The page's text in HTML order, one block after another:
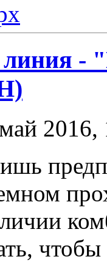
-
2016,